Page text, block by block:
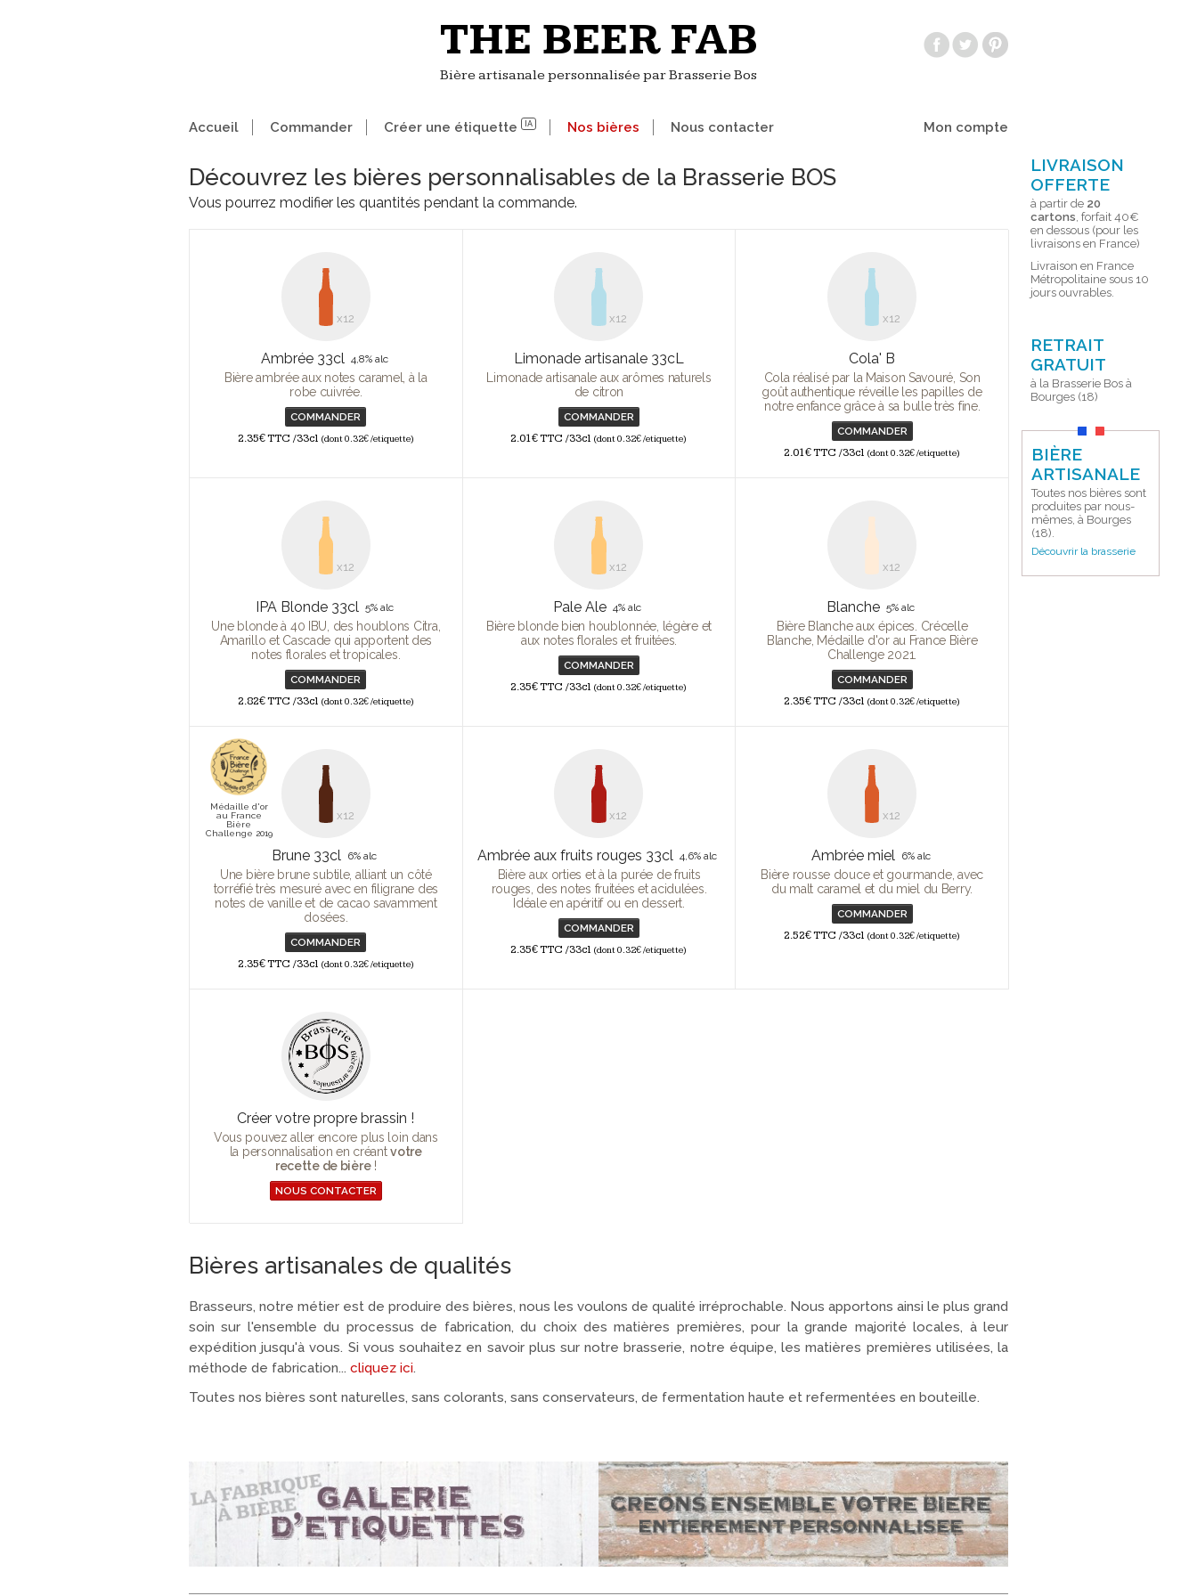
THE BEER FAB
Bière artisanale personnalisée par Brasserie Bos
Accueil Commander Créer une étiquette IA Nos bières Nous contacter Mon compte
LIVRAISON
OFFERTE
à partir de 20
cartons, forfait 40€
en dessous (pour les
livraisons en France)
Livraison en France
Métropolitaine sous 10
jours ouvrables.
RETRAIT
GRATUIT
à la Brasserie Bos à
Bourges (18)
BIÈRE
ARTISANALE
Toutes nos bières sont
produites par nous-
mêmes, à Bourges
(18).
Découvrir la brasserie
Découvrez les bières personnalisables de la Brasserie BOS
Vous pourrez modifier les quantités pendant la commande.
x12
Ambrée 33cl 4,8% alc
Bière ambrée aux notes caramel, à la
robe cuivrée.
COMMANDER
2.35€ TTC /33cl (dont 0.32€ /etiquette)
x12
Limonade artisanale 33cL
Limonade artisanale aux arômes naturels
de citron
COMMANDER
2.01€ TTC /33cl (dont 0.32€ /etiquette)
x12
Cola' B
Cola réalisé par la Maison Savouré, Son
goût authentique réveille les papilles de
notre enfance grâce à sa bulle très fine.
COMMANDER
2.01€ TTC /33cl (dont 0.32€ /etiquette)
x12
IPA Blonde 33cl 5% alc
Une blonde à 40 IBU, des houblons Citra,
Amarillo et Cascade qui apportent des
notes florales et tropicales.
COMMANDER
2.82€ TTC /33cl (dont 0.32€ /etiquette)
x12
Pale Ale 4% alc
Bière blonde bien houblonnée, légère et
aux notes florales et fruitées.
COMMANDER
2.35€ TTC /33cl (dont 0.32€ /etiquette)
x12
Blanche 5% alc
Bière Blanche aux épices. Crécelle
Blanche, Médaille d'or au France Bière
Challenge 2021.
COMMANDER
2.35€ TTC /33cl (dont 0.32€ /etiquette)
x12
Brune 33cl 6% alc
Une bière brune subtile, alliant un côté
torréfié très mesuré avec en filigrane des
notes de vanille et de cacao savamment
dosées.
COMMANDER
Médaille d'or
au France
Bière
Challenge 2019
2.35€ TTC /33cl (dont 0.32€ /etiquette)
x12
Ambrée aux fruits rouges 33cl 4,6% alc
Bière aux orties et à la purée de fruits
rouges, des notes fruitées et acidulées.
Idéale en apéritif ou en dessert.
COMMANDER
2.35€ TTC /33cl (dont 0.32€ /etiquette)
x12
Ambrée miel 6% alc
Bière rousse douce et gourmande, avec
du malt caramel et du miel du Berry.
COMMANDER
2.52€ TTC /33cl (dont 0.32€ /etiquette)
Créer votre propre brassin !
Vous pouvez aller encore plus loin dans
la personnalisation en créantvotre
recette de bière!
NOUS CONTACTER
Bières artisanales de qualités
Brasseurs, notre métier est de produire des bières, nous les voulons de qualité irréprochable. Nous apportons ainsi le plus grand
soin sur l'ensemble du processus de fabrication, du choix des matières premières, pour la grande majorité locales, à leur
expédition jusqu'à vous. Si vous souhaitez en savoir plus sur notre brasserie, notre équipe, les matières premières utilisées, la
méthode de fabrication... cliquez ici.
Toutes nos bières sont naturelles, sans colorants, sans conservateurs, de fermentation haute et refermentées en bouteille.